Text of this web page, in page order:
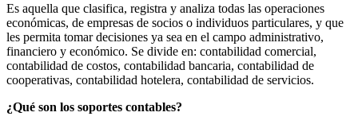
Es aquella que clasifica, registra y analiza todas las operaciones
económicas, de empresas de socios o individuos particulares, y que
les permita tomar decisiones ya sea en el campo administrativo,
financiero y económico. Se divide en: contabilidad comercial,
contabilidad de costos, contabilidad bancaria, contabilidad de
cooperativas, contabilidad hotelera, contabilidad de servicios.
¿Qué son los soportes contables?